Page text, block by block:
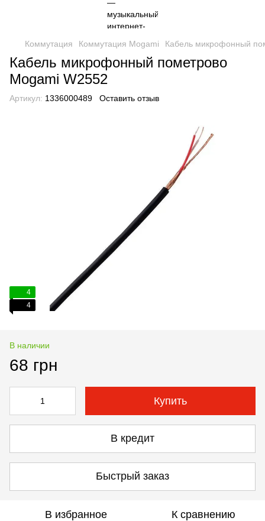
Коммутация Коммутация Mogami Кабель микрофонный
Кабель микрофонный пометрово
Mogami W2552
Артикул: 1336000489 Оставить отзыв
4
4
В наличии
68 грн
Купить
В кредит
Быстрый заказ
В избранное К сравнению